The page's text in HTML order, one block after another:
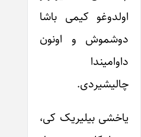
اولدوغو کیمی باشا
دوشموش و اونون
داوامیندا
چالیشیردی.
یاخشی بیلیریک کی،